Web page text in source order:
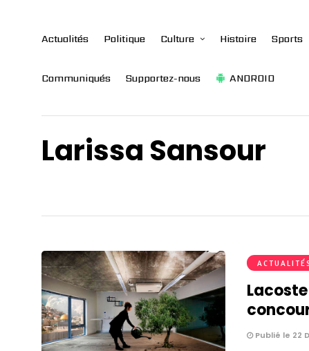
Actualités Politique Culture Histoire Sports
Communiqués Supportez-nous ANDROID
Larissa Sansour
ACTUALITÉS
Publié le 22